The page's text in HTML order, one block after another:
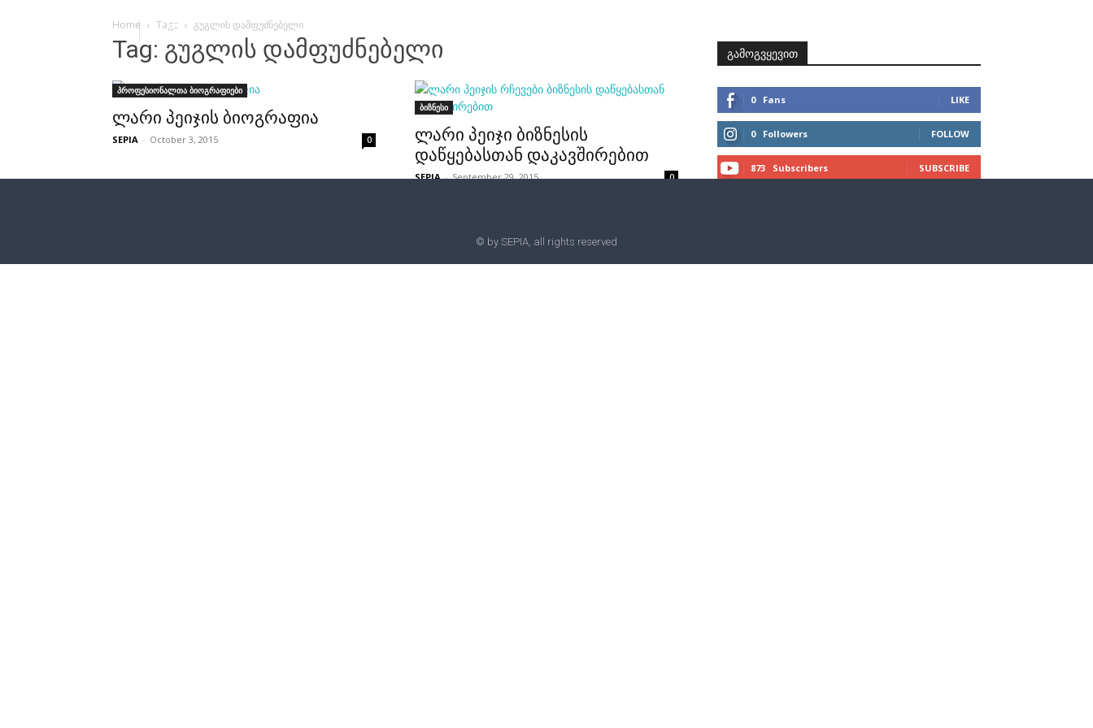
Home Tags გუგლის დამფუძნებელი
Tag: გუგლის დამფუძნებელი
პროფესიონალთა ბიოგრაფიები
ლარი პეიჯის ბიოგრაფია
SEPIA - October 3, 2015 0
ბიზნესი
ლარი პეიჯი ბიზნესის
დაწყებასთან დაკავშირებით
SEPIA - September 29, 2015 0
გამოგვყევით
0 Fans LIKE
0 Followers FOLLOW
873 Subscribers SUBSCRIBE
© by SEPIA, all rights reserved